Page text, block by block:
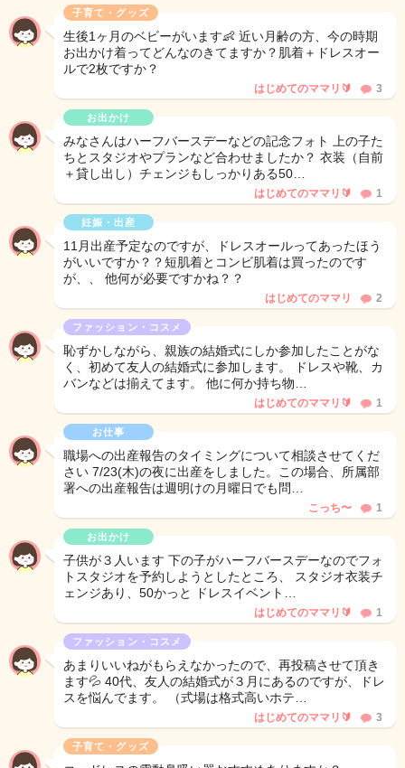
子育て・グッズ
生後1ヶ月のベビーがいます👶 近い月齢の方、今の時期
お出かけ着ってどんなのきてますか？肌着＋ドレスオー
ルで2枚ですか？
はじめてのママリ🔰 3
お出かけ
みなさんはハーフバースデーなどの記念フォト 上の子た
ちとスタジオやプランなど合わせましたか？ 衣装（自前
＋貸し出し）チェンジもしっかりある50…
はじめてのママリ🔰 1
妊娠・出産
11月出産予定なのですが、ドレスオールってあったほう
がいいですか？？短肌着とコンビ肌着は買ったのです
が、、 他何が必要ですかね？？
はじめてのママリ 2
ファッション・コスメ
恥ずかしながら、親族の結婚式にしか参加したことがな
く、初めて友人の結婚式に参加します。 ドレスや靴、カ
バンなどは揃えてます。 他に何か持ち物…
はじめてのママリ🔰 1
お仕事
職場への出産報告のタイミングについて相談させてくだ
さい 7/23(木)の夜に出産をしました。この場合、所属部
署への出産報告は週明けの月曜日でも問…
こっち〜 1
お出かけ
子供が３人います 下の子がハーフバースデーなのでフォ
トスタジオを予約しようとしたところ、 スタジオ衣装チ
ェンジあり、50かっと ドレスイベント…
はじめてのママリ🔰 1
ファッション・コスメ
あまりいいねがもらえなかったので、再投稿させて頂き
ます💦 40代、友人の結婚式が３月にあるのですが、ドレ
スを悩んでます。 （式場は格式高いホテ…
はじめてのママリ🔰 3
子育て・グッズ